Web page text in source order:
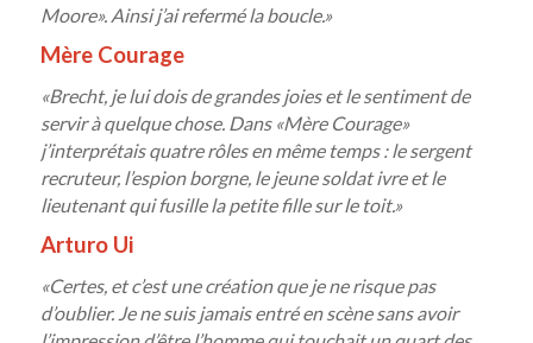
Moore». Ainsi j’ai refermé la boucle.»
Mère Courage
«Brecht, je lui dois de grandes joies et le sentiment de
servir à quelque chose. Dans «Mère Courage»
j’interprétais quatre rôles en même temps : le sergent
recruteur, l’espion borgne, le jeune soldat ivre et le
lieutenant qui fusille la petite fille sur le toit.»
Arturo Ui
«Certes, et c’est une création que je ne risque pas
d’oublier. Je ne suis jamais entré en scène sans avoir